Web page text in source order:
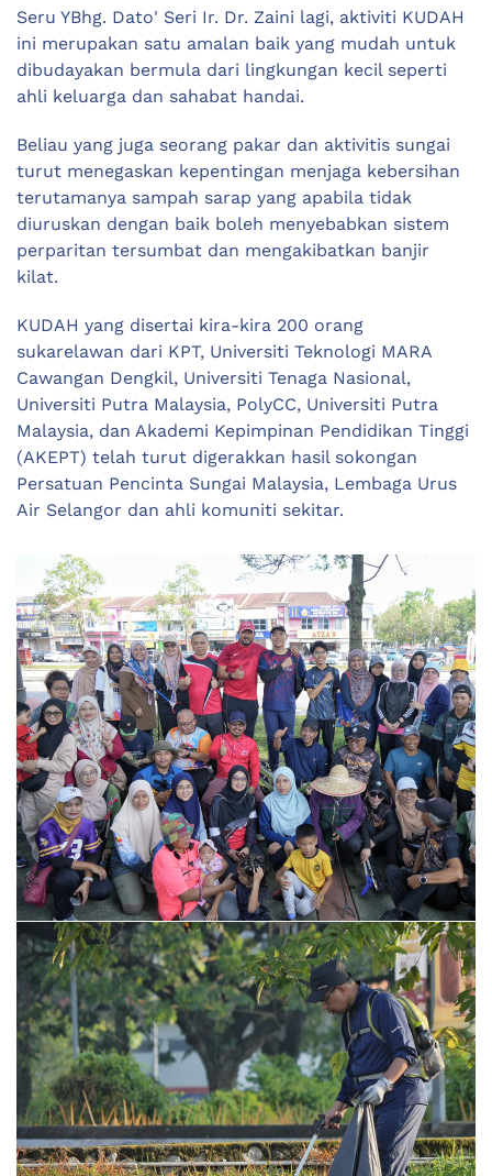
Seru YBhg. Dato' Seri Ir. Dr. Zaini lagi, aktiviti KUDAH
ini merupakan satu amalan baik yang mudah untuk
dibudayakan bermula dari lingkungan kecil seperti
ahli keluarga dan sahabat handai.
Beliau yang juga seorang pakar dan aktivitis sungai
turut menegaskan kepentingan menjaga kebersihan
terutamanya sampah sarap yang apabila tidak
diuruskan dengan baik boleh menyebabkan sistem
perparitan tersumbat dan mengakibatkan banjir
kilat.
KUDAH yang disertai kira-kira 200 orang
sukarelawan dari KPT, Universiti Teknologi MARA
Cawangan Dengkil, Universiti Tenaga Nasional,
Universiti Putra Malaysia, PolyCC, Universiti Putra
Malaysia, dan Akademi Kepimpinan Pendidikan Tinggi
(AKEPT) telah turut digerakkan hasil sokongan
Persatuan Pencinta Sungai Malaysia, Lembaga Urus
Air Selangor dan ahli komuniti sekitar.